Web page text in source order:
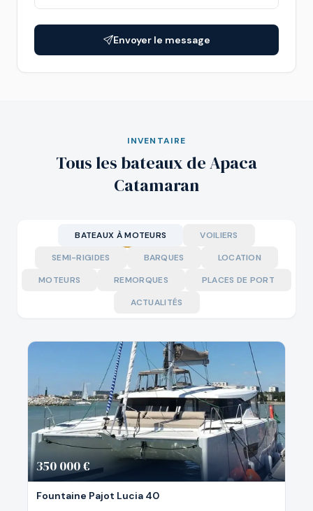
Envoyer le message
INVENTAIRE
Tous les bateaux de Apaca
Catamaran
BATEAUX À MOTEURS
VOILIERS
SEMI-RIGIDES
BARQUES
LOCATION
MOTEURS
REMORQUES
PLACES DE PORT
ACTUALITÉS
350 000 €
Fountaine Pajot Lucia 40